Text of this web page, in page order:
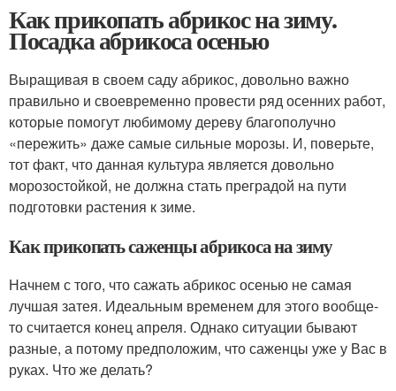
Как прикопать абрикос на зиму.
Посадка абрикоса осенью
Выращивая в своем саду абрикос, довольно важно
правильно и своевременно провести ряд осенних работ,
которые помогут любимому дереву благополучно
«пережить» даже самые сильные морозы. И, поверьте,
тот факт, что данная культура является довольно
морозостойкой, не должна стать преградой на пути
подготовки растения к зиме.
Как прикопать саженцы абрикоса на зиму
Начнем с того, что сажать абрикос осенью не самая
лучшая затея. Идеальным временем для этого вообще-
то считается конец апреля. Однако ситуации бывают
разные, а потому предположим, что саженцы уже у Вас в
руках. Что же делать?